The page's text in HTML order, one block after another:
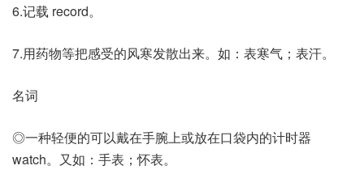
6.记载 record。
7.用药物等把感受的风寒发散出来。如：表寒气；表汗。
名词
◎一种轻便的可以戴在手腕上或放在口袋内的计时器
watch。又如：手表；怀表。